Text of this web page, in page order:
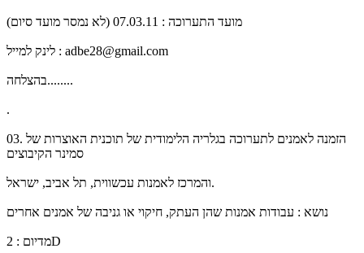
מועד התערוכה : 07.03.11 (לא נמסר מועד סיום)
לינק למייל : adbe28@gmail.com
בהצלחה........
.
03. הזמנה לאמנים לתערוכה בגלריה הלימודית של תוכנית האוצרות של
סמינר הקיבוצים
והמרכז לאמנות עכשווית, תל אביב, ישראל.
נושא : עבודות אמנות שהן העתק, חיקוי או גניבה של אמנים אחרים
מדיום : 2D